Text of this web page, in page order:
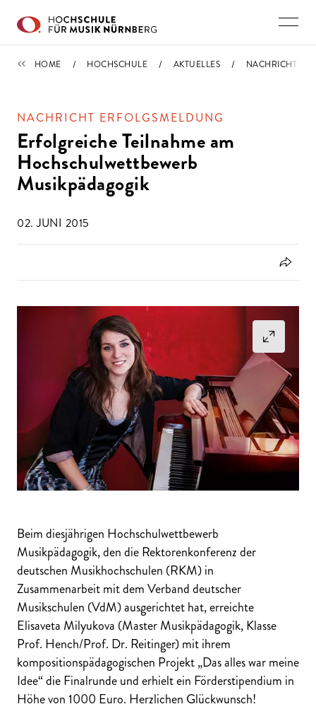
IMPORTIERT
HOME HOCHSCHULE AKTUELLES NACHRICHT
NACHRICHT ERFOLGSMELDUNG
Erfolgreiche Teilnahme am
Hochschulwettbewerb
Musikpädagogik
02. JUNI 2015
Beim diesjährigen Hochschulwettbewerb
Musikpädagogik, den die Rektorenkonferenz der
deutschen Musikhochschulen (RKM) in
Zusammenarbeit mit dem Verband deutscher
Musikschulen (VdM) ausgerichtet hat, erreichte
Elisaveta Milyukova (Master Musikpädagogik, Klasse
Prof. Hench/Prof. Dr. Reitinger) mit ihrem
kompositionspädagogischen Projekt „Das alles war meine
Idee“ die Finalrunde und erhielt ein Förderstipendium in
Höhe von 1000 Euro. Herzlichen Glückwunsch!